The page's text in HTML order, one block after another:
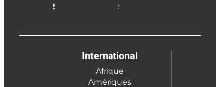
!
:
International
Afrique
Amériques